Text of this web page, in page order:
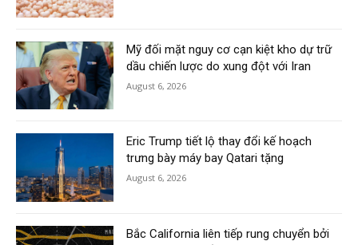
Mỹ đối mặt nguy cơ cạn kiệt kho dự trữ
dầu chiến lược do xung đột với Iran
August 6, 2026
Eric Trump tiết lộ thay đổi kế hoạch
trưng bày máy bay Qatari tặng
August 6, 2026
Bắc California liên tiếp rung chuyển bởi